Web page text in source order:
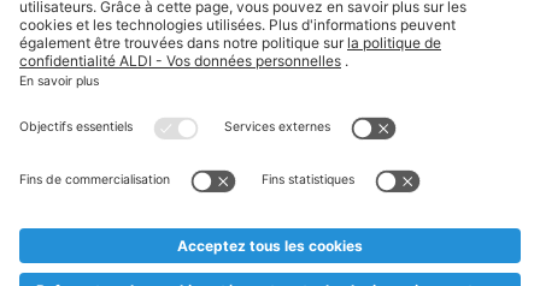
Textes marqués d'un astérisque et mentions légales
* Nous vendons ces articles temporairement et jusqu'à
au cas où, malgré le planning bien étudié, nous serions
prématurément en rupture de stock. Prix Recupel et TVA incl.
** Sur ce site, l’utilisation de la forme masculine a été adoptée